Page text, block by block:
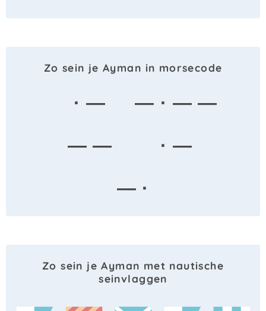
Zo sein je Ayman in morsecode
· —
— · — —
— —
· —
— ·
Zo sein je Ayman met nautische
seinvlaggen